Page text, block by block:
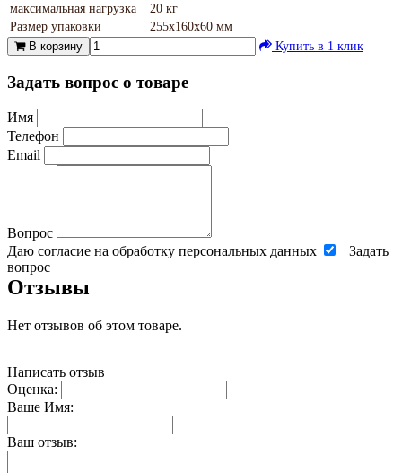
максимальная нагрузка
20 кг
Размер упаковки
255х160х60 мм
В корзину
Купить в 1 клик
Задать вопрос о товаре
Имя
Телефон
Email
Вопрос
Даю согласие на обработку персональных данных
Задать
вопрос
Отзывы
Нет отзывов об этом товаре.
Написать отзыв
Оценка:
Ваше Имя:
Ваш отзыв: